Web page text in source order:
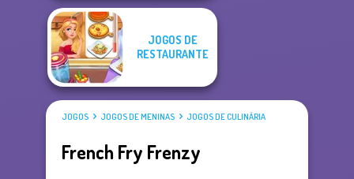
JOGOS DE
RESTAURANTE
JOGOS JOGOS DE MENINAS JOGOS DE CULINÁRIA
French Fry Frenzy